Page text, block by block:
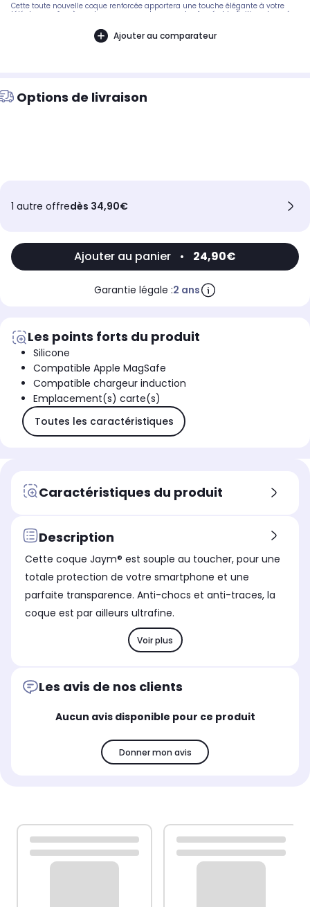
Cette toute nouvelle coque renforcée apportera une touche élégante à votre
téléphone grâce à son bumper en couleur, son dos fumé et la finition chromée
de l'écran, elle protègera parfaitement votre téléphone contre les chutes et les
rayures. L'anneau magnétique fait office de fonction stand et vous permet de
Ajouter au comparateur
Options de livraison
1 autre offredès 34,90€
Ajouter au panier • 24,90€
Garantie légale :2 ans
Les points forts du produit
Silicone
Compatible Apple MagSafe
Compatible chargeur induction
Emplacement(s) carte(s)
Toutes les caractéristiques
Caractéristiques du produit
Description
Cette coque Jaym® est souple au toucher, pour une
totale protection de votre smartphone et une
parfaite transparence. Anti-chocs et anti-traces, la
coque est par ailleurs ultrafine.
Voir plus
Les avis de nos clients
Aucun avis disponible pour ce produit
Donner mon avis